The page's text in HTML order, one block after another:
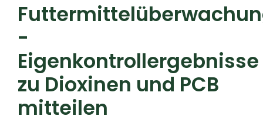
-
Eigenkontrollergebnisse
zu Dioxinen und PCB
mitteilen